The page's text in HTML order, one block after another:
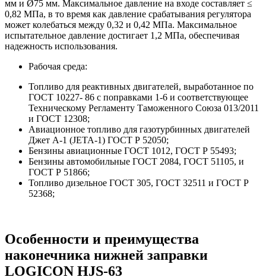
мм и Ø75 мм. Максимальное давление на входе составляет ≤
0,82 МПа, в то время как давление срабатывания регулятора
может колебаться между 0,32 и 0,42 МПа. Максимальное
испытательное давление достигает 1,2 МПа, обеспечивая
надежность использования.
Рабочая среда:
Топливо для реактивных двигателей, выработанное по
ГОСТ 10227- 86 с поправками 1-6 и соответствующее
Техническому Регламенту Таможенного Союза 013/2011
и ГОСТ 12308;
Авиационное топливо для газотурбинных двигателей
Джет А-1 (JETA-1) ГОСТ Р 52050;
Бензины авиационные ГОСТ 1012, ГОСТ Р 55493;
Бензины автомобильные ГОСТ 2084, ГОСТ 51105, и
ГОСТ Р 51866;
Топливо дизельное ГОСТ 305, ГОСТ 32511 и ГОСТ Р
52368;
Особенности и преимущества
наконечника нижней заправки
LOGICON HJS-63